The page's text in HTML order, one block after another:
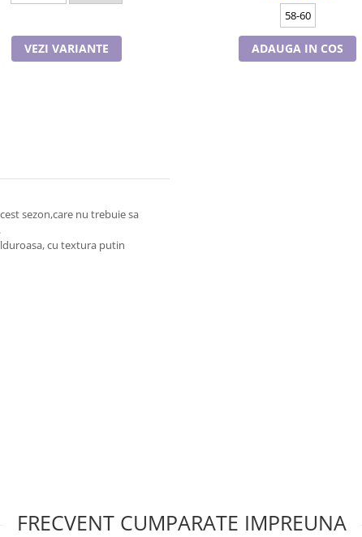
VEZI VARIANTE
58-60
ADAUGA IN COS
sezon,care nu trebuie sa
cu textura putin
FRECVENT CUMPARATE IMPREUNA